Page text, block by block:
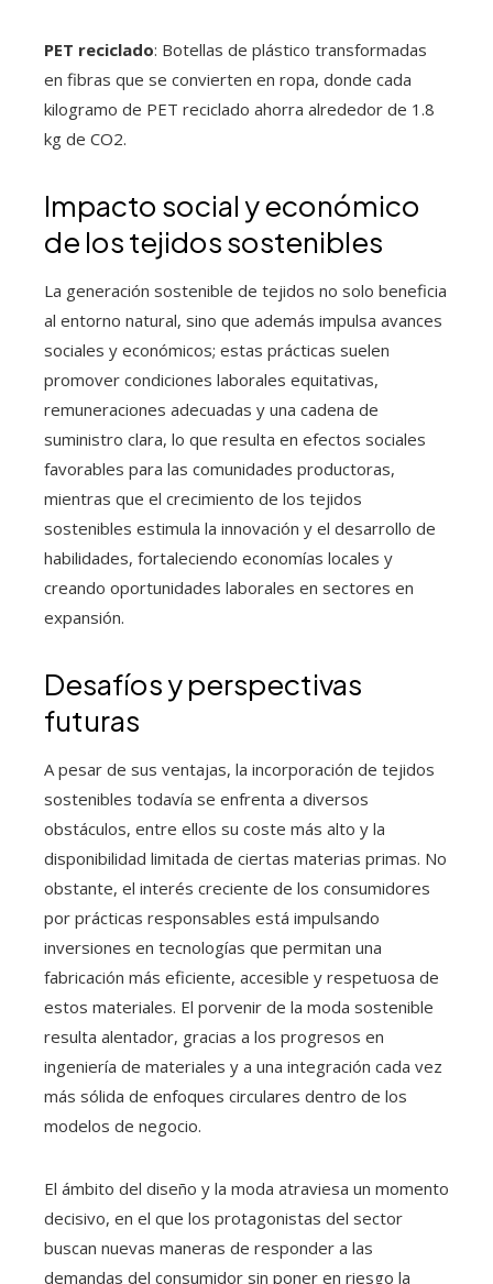
PET reciclado: Botellas de plástico transformadas
en fibras que se convierten en ropa, donde cada
kilogramo de PET reciclado ahorra alrededor de 1.8
kg de CO2.
Impacto social y económico
de los tejidos sostenibles
La generación sostenible de tejidos no solo beneficia
al entorno natural, sino que además impulsa avances
sociales y económicos; estas prácticas suelen
promover condiciones laborales equitativas,
remuneraciones adecuadas y una cadena de
suministro clara, lo que resulta en efectos sociales
favorables para las comunidades productoras,
mientras que el crecimiento de los tejidos
sostenibles estimula la innovación y el desarrollo de
habilidades, fortaleciendo economías locales y
creando oportunidades laborales en sectores en
expansión.
Desafíos y perspectivas
futuras
A pesar de sus ventajas, la incorporación de tejidos
sostenibles todavía se enfrenta a diversos
obstáculos, entre ellos su coste más alto y la
disponibilidad limitada de ciertas materias primas. No
obstante, el interés creciente de los consumidores
por prácticas responsables está impulsando
inversiones en tecnologías que permitan una
fabricación más eficiente, accesible y respetuosa de
estos materiales. El porvenir de la moda sostenible
resulta alentador, gracias a los progresos en
ingeniería de materiales y a una integración cada vez
más sólida de enfoques circulares dentro de los
modelos de negocio.
El ámbito del diseño y la moda atraviesa un momento
decisivo, en el que los protagonistas del sector
buscan nuevas maneras de responder a las
demandas del consumidor sin poner en riesgo la